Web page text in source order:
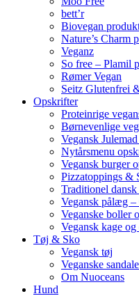
bett’r
Biovegan
Nature’s Charm
Veganz
So free – Plamil
Rømer Vegan
Seitz Glutenfrei
Opskrifter
Proteinrige
Børnevenlige
Vegansk
Nytårsmenu
Vegansk burger
Pizzatoppings &
Traditionel
Vegansk pålæg
Veganske boller
Vegansk kage
Tøj & Sko
Vegansk tøj
Veganske
Om Nuoceans
Hund